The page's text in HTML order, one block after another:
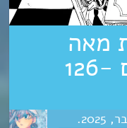
מאה
השנים: צ’אפטרים 126-
2025